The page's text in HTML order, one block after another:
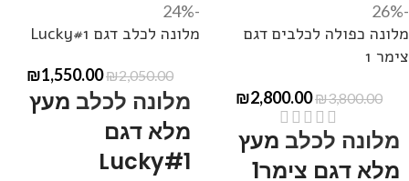
-26%
מלונה כפולה לכלבים דגם
צימר 1
₪3,800.00
₪2,800.00
מלונה לכלב מעץ
מלא דגם צימר1
-24%
מלונה לכלב דגם Lucky#1
₪2,050.00
₪1,550.00
מלונה לכלב מעץ
מלא דגם
Lucky#1